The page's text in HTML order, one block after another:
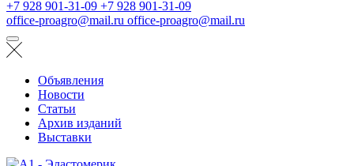
+7 928 901-31-09 +7 928 901-31-09
office-proagro@mail.ru office-proagro@mail.ru
Объявления
Новости
Статьи
Архив изданий
Выставки